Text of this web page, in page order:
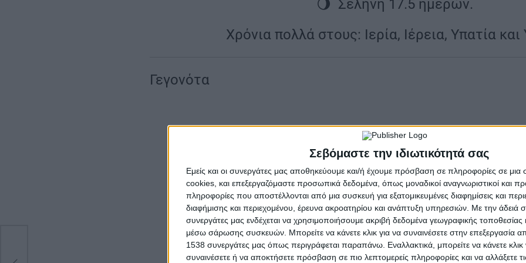
Σεβόμαστε την ιδιωτικότητά σας
Εμείς και οι συνεργάτες μας αποθηκεύουμε και/ή έχουμε πρόσβαση σε πληροφορίες σε
cookies, και επεξεργαζόμαστε προσωπικά δεδομένα, όπως μοναδικοί αναγνωριστικοί και
πληροφορίες που αποστέλλονται από μια συσκευή για εξατομικευμένες διαφημίσεις και
διαφήμισης και περιεχομένου, έρευνα ακροατηρίου και ανάπτυξη υπηρεσιών. Με την άδειά
συνεργάτες μας ενδέχεται να χρησιμοποιήσουμε ακριβή δεδομένα γεωγραφικής τοποθεσίας
μέσω σάρωσης συσκευών. Μπορείτε να κάνετε κλικ για να συναινέσετε στην επεξεργασία
1538 συνεργάτες μας όπως περιγράφεται παραπάνω. Εναλλακτικά, μπορείτε να κάνετε κλικ
συναινέσετε ή να αποκτήσετε πρόσβαση σε πιο λεπτομερείς πληροφορίες και να αλλάξετε
🌖 Σελήνη 17.5 ημερών.
Χρόνια πολλά στους: Ιερία, Ιέρεια, Υπατία
Γεγονότα
1941 – Οι Ναζί καταστρέφουν
Κρήτης και σκοτώνουν τους
αντίποινα για τον φόνο 25
Κάντανος (επίσης: ο
ομώνυμης κοινότητος καθώς
Καντάνου-Σελίνου στην
της Κρήτης.
Ηταν επίσης έδρα της